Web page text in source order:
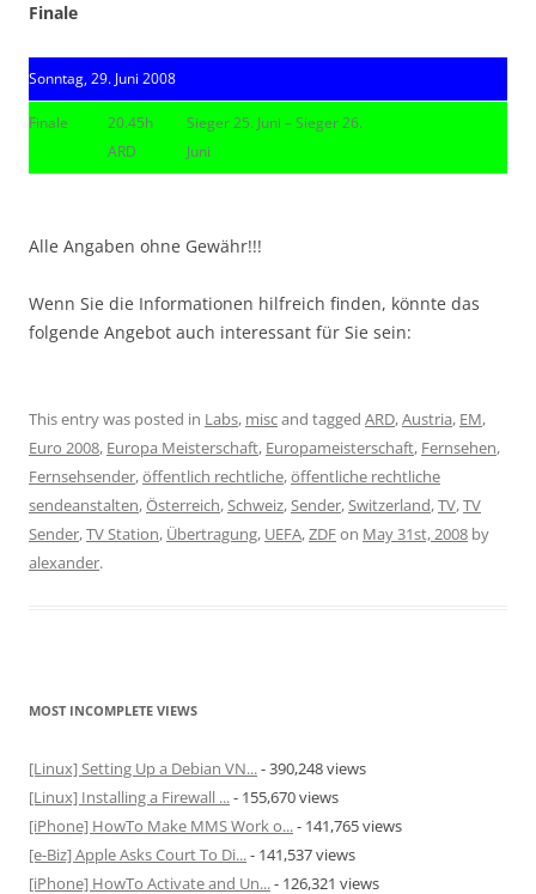
Finale
Sonntag, 29. Juni 2008
Finale
20.45h
ARD
Sieger 25. Juni – Sieger 26.
Juni
Alle Angaben ohne Gewähr!!!
Wenn Sie die Informationen hilfreich finden, könnte das
folgende Angebot auch interessant für Sie sein:
This entry was posted in Labs, miscand tagged ARD,Austria, EM,
Euro 2008, Europa Meisterschaft, Europameisterschaft, Fernsehen,
Fernsehsender,öffentlich rechtliche,öffentliche rechtliche
sendeanstalten,Österreich,Schweiz,Sender,Switzerland,TV,TV
Sender,TV Station, Übertragung, UEFA,ZDFon May 31st, 2008 by
alexander.
MOST INCOMPLETE VIEWS
[Linux] Setting Up a Debian VN...- 390,248 views
[Linux] Installing a Firewall ...- 155,670 views
[iPhone] HowTo Make MMS Work o...- 141,765 views
[e-Biz] Apple Asks Court To Di...- 141,537 views
[iPhone] HowTo Activate and Un...- 126,321 views